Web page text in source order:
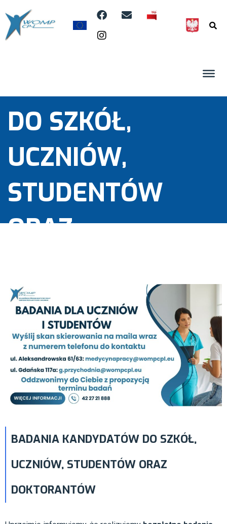
BADANIA
DO SZKÓŁ,
UCZNIÓW,
STUDENTÓW
ORAZ
BADANIA KANDYDATÓW DO SZKÓŁ,
UCZNIÓW, STUDENTÓW ORAZ
DOKTORANTÓW